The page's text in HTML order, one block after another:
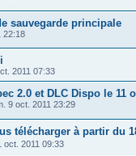
sauvegarde principale
22:18
2011 07:33
2.0 et DLC Dispo le 11
9 oct. 2011 23:29
télécharger à partir du
oct. 2011 09:33